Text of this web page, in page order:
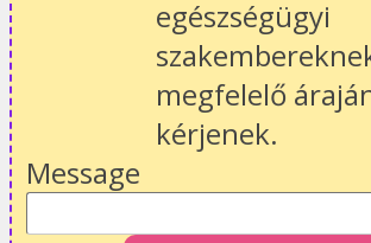
egészségügyi
megfelelő
kérjenek.
Message